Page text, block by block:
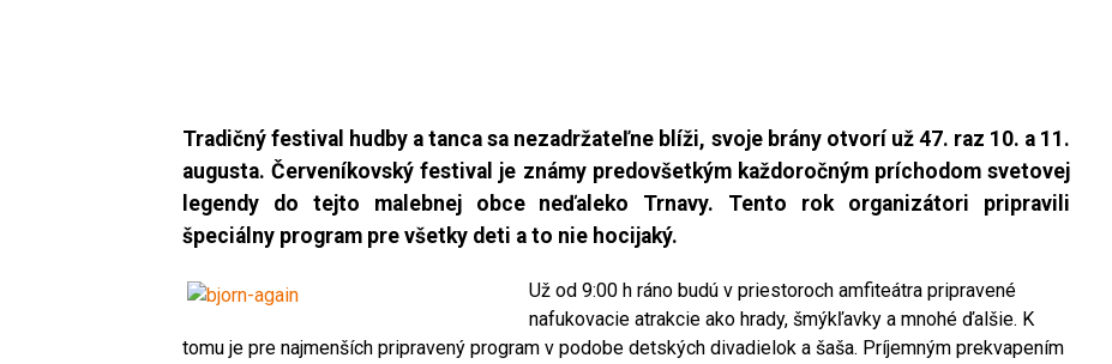
Tradičný festival hudby a tanca sa nezadržateľne blíži, svoje brány otvorí už 47. raz 10. a 11.
augusta.Červeníkovský festival je známy predovšetkým každoročným príchodom svetovej
legendy do tejto malebnej obce neďaleko Trnavy. Tento rok organizátori pripravili
špeciálny program pre všetky deti a to nie hocijaký.
Už od 9:00 h ráno budú v priestoroch amfiteátra pripravené
nafukovacie atrakcie ako hrady, šmýkľavky a mnohé ďalšie. K
tomu je pre najmenších pripravený program v podobe detských divadielok a šaša. Príjemným prekvapením